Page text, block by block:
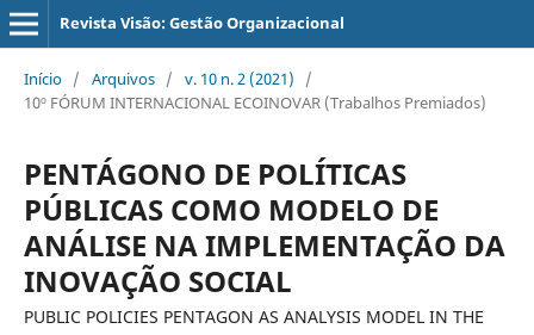
Revista Visão: Gestão Organizacional
Início / Arquivos / v. 10 n. 2 (2021)
/
10º FÓRUM INTERNACIONAL ECOINOVAR (Trabalhos Premiados)
PENTÁGONO DE POLÍTICAS
PÚBLICAS COMO MODELO DE
ANÁLISE NA IMPLEMENTAÇÃO DA
INOVAÇÃO SOCIAL
PUBLIC POLICIES PENTAGON AS ANALYSIS MODEL IN THE